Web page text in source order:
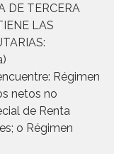
DE TERCERA
LAS
Régimen
netos no
de Renta
o Régimen